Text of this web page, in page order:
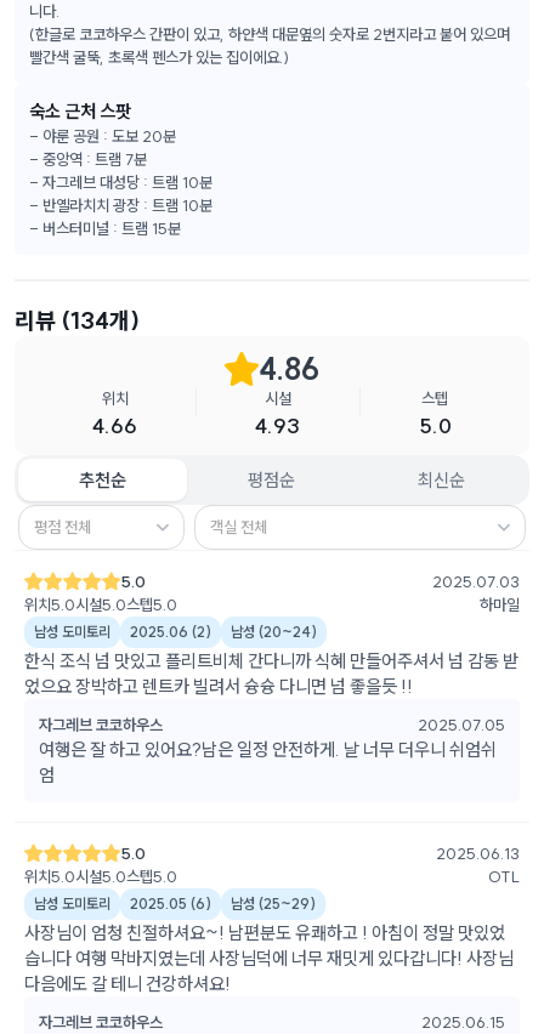
니다.
(한글로 코코하우스 간판이 있고, 하얀색 대문옆의 숫자로 2번지라고 붙어 있으며
빨간색 굴뚝, 초록색 펜스가 있는 집이에요.)
숙소 근처 스팟
- 야룬 공원 : 도보 20분
- 중앙역 : 트램 7분
- 자그레브 대성당 : 트램 10분
- 반옐라치치 광장 : 트램 10분
- 버스터미널 : 트램 15분
리뷰 (134개)
4.86
위치
4.66
시설
4.93
스텝
5.0
추천순 평점순 최신순
평점 전체 객실 전체
5.0
위치5.0시설5.0스텝5.0
2025.07.03
하마일
남성 도미토리 2025.06 (2) 남성 (20~24)
한식 조식 넘 맛있고 플리트비체 간다니까 식혜 만들어주셔서 넘 감동 받
었으요 장박하고 렌트카 빌려서 슝슝 다니면 넘 좋을듯 !!
자그레브 코코하우스 2025.07.05
여행은 잘 하고 있어요?남은 일정 안전하게. 날 너무 더우니 쉬엄쉬
엄
5.0
위치5.0시설5.0스텝5.0
2025.06.13
OTL
남성 도미토리 2025.05 (6) 남성 (25~29)
사장님이 엄청 친절하셔요~! 남편분도 유쾌하고 ! 아침이 정말 맛있었
습니다 여행 막바지였는데 사장님덕에 너무 재밋게 있다갑니다! 사장님
다음에도 갈 테니 건강하셔요!
자그레브 코코하우스 2025.06.15